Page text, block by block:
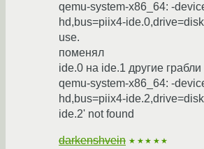
qemu-system-x86_64: -
hd,bus=piix4-
use.
поменял
ide.0 на ide.1 другие грабли
qemu-system-x86_64: -
hd,bus=piix4-
ide.2' not found
darkenshvein ★★★★★